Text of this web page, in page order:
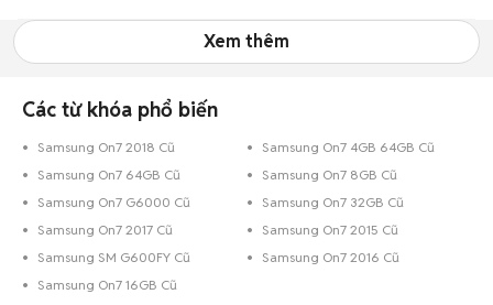
Xem thêm
Các từ khóa phổ biến
Samsung On7 2018 Cũ
Samsung On7 4GB 64GB Cũ
Samsung On7 64GB Cũ
Samsung On7 8GB Cũ
Samsung On7 G6000 Cũ
Samsung On7 32GB Cũ
Samsung On7 2017 Cũ
Samsung On7 2015 Cũ
Samsung SM G600FY Cũ
Samsung On7 2016 Cũ
Samsung On7 16GB Cũ